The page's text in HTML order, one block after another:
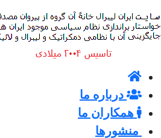
درباره ما
همکاران ما
منشورها